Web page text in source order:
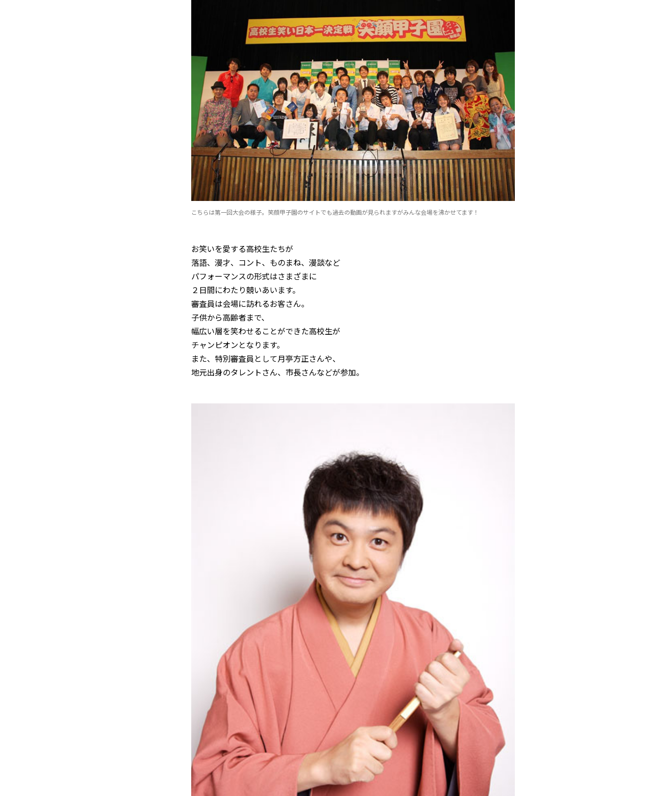
こちらは第一回大会の様子。笑顔甲子園のサイトでも過去の動画が見られますがみんな会場を沸かせてます！
お笑いを愛する高校生たちが
落語、漫才、コント、ものまね、漫談など
パフォーマンスの形式はさまざまに
２日間にわたり競いあいます。
審査員は会場に訪れるお客さん。
子供から高齢者まで、
幅広い層を笑わせることができた高校生が
チャンピオンとなります。
また、特別審査員として月亭方正さんや、
地元出身のタレントさん、市長さんなどが参加。